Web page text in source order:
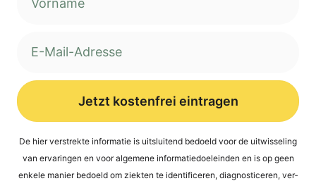
Jetzt kostenfrei eintragen
De hier ver­st­rek­te infor­ma­tie is uit­s­lui­tend bed­oeld voor de uit­wis­se­ling
van erva­rin­gen en voor alge­mene infor­ma­tied­oel­ein­den en is op geen
enke­le manier bed­oeld om ziek­ten te iden­ti­fi­ce­ren, dia­gno­sti­ce­ren, ver­